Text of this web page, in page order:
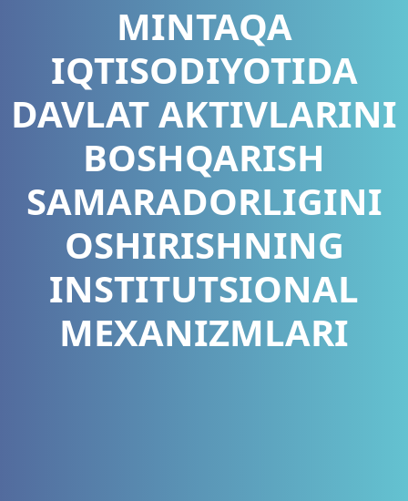
MINTAQA
IQTISODIYOTIDA
DAVLAT AKTIVLARINI
BOSHQARISH
SAMARADORLIGINI
OSHIRISHNING
INSTITUTSIONAL
MEXANIZMLARI